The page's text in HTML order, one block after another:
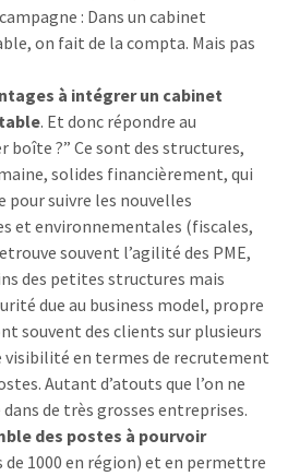
: Dans un cabinet
on fait de la compta. Mais pas
à intégrer un cabinet
. Et donc répondre au
boîte ?” Ce sont des structures,
solides financièrement, qui
pour suivre les nouvelles
et environnementales (fiscales,
souvent l’agilité des PME,
des petites structures mais
due au business model, propre
souvent des clients sur plusieurs
visibilité en termes de recrutement
Autant d’atouts que l’on ne
de très grosses entreprises.
des postes à pourvoir
1000 en région) et en permettre